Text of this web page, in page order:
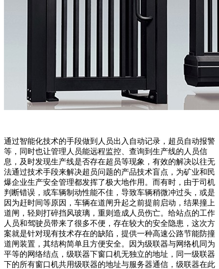
通过智能化技术的手段做到人员出入自动记录，超员自动报警
等，同时也让管理人员能远程监控、查询到生产线的人员信
息，及时发现生产线是否存在超员等现象，有效的解决以往无
法通过技术手段来解决超员问题的产品技术盲点，为矿业和民
爆企业生产安全管理都发挥了极大地作用。而有时，由于司机
判断错误，或车辆制动性能不佳，导致车辆稍微冲过头，或是
因为赶时间等原因，车辆在道闸升起之前提前启动，结果撞上
道闸，轻则打碎挡风玻璃，重则造成人员伤亡。给站点的工作
人员和驾驶员带来了很多不便，存在较大的安全隐患，这次方
案就是针对现有技术存在的缺陷，提供一种高速公路节能防撞
道闸装置，其结构简单且方便安全。因为级联器与网络机同为
平等的网络结点，级联器下窗口机无独立的地址，同一级联器
下的所有窗口机共用级联器的地址与服务器通信，级联器在此